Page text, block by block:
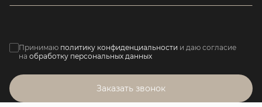
Принимаю политику конфиденциальности и даю согласие
на обработку персональных данных
Заказать звонок